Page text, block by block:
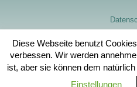
Diese Webseite benutzt
verbessen. Wir werden
ist, aber sie können dem
Einstellungen